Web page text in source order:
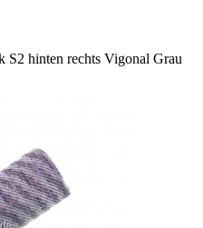
S2 hinten rechts Vigonal Grau